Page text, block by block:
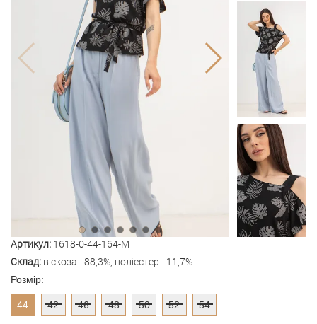
Артикул: 1618-0-44-164-M
Склад: віскоза - 88,3%, поліестер - 11,7%
Розмір:
44 42 46 48 50 52 54